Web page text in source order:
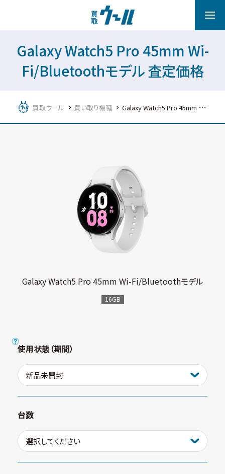
Galaxy Watch5 Pro 45mm Wi-
Fi/Bluetoothモデル 査定価格
買取ウール 買い取り機種 Galaxy Watch5 Pro 45mm Wi-Fi/Bluetoothモデル
Galaxy Watch5 Pro 45mm Wi-Fi/Bluetoothモデル
16GB
使用状態（期間）
台数